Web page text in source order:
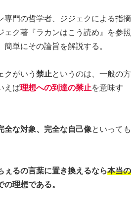
専門の哲学者、ジジェクによる指摘
ェク著『ラカンはこう読め』を参照
簡単にその論旨を解説する。
クがいう 禁止というのは、一般の方
えば理想への到達の禁止を意味す
全な対象、完全な自己像といっても
ぇるの言葉に置き換えるなら本当の
理想である。